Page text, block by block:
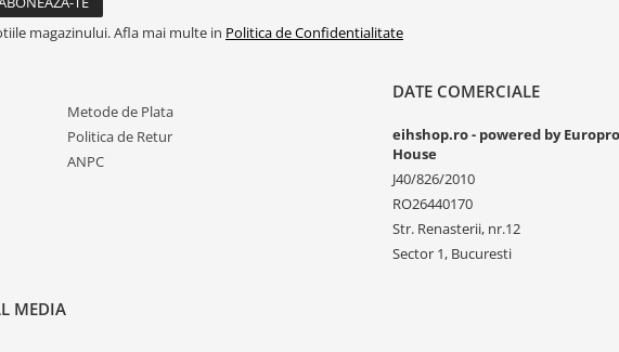
magazinului. Afla mai multe in Politica de Confidentialitate
Metode de Plata
Politica de Retur
ANPC
DATE COMERCIALE
eihshop.ro - powered by
House
J40/826/2010
RO26440170
Str. Renasterii, nr.12
Sector 1, Bucuresti
MEDIA